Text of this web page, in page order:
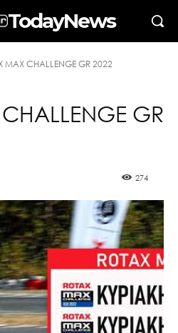
TodayNews
MAX CHALLENGE GR 2022
GR
274